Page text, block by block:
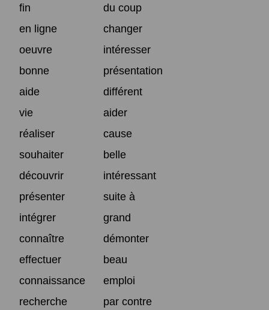
fin
du coup
en ligne
changer
oeuvre
intéresser
bonne
présentation
aide
différent
vie
aider
réaliser
cause
souhaiter
belle
découvrir
intéressant
présenter
suite à
intégrer
grand
connaître
démonter
effectuer
beau
connaissance
emploi
recherche
par contre